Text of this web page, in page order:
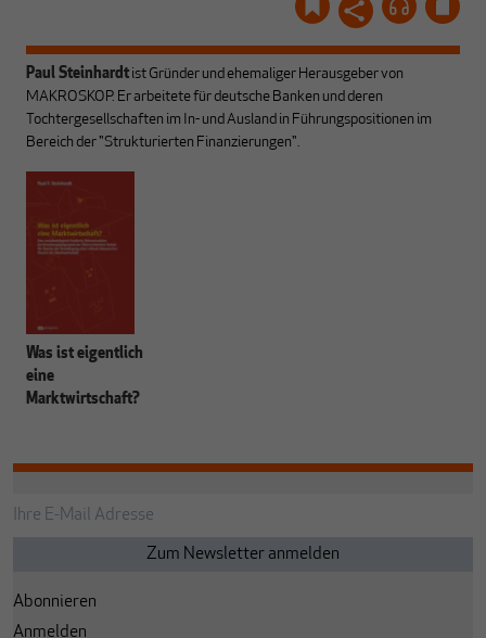
Paul Steinhardt ist Gründer und ehemaliger Herausgeber von
MAKROSKOP. Er arbeitete für deutsche Banken und deren
Tochtergesellschaften im In- und Ausland in Führungspositionen im
Bereich der "Strukturierten Finanzierungen".
Was ist eigentlich
eine
Marktwirtschaft?
Abonnieren
Anmelden